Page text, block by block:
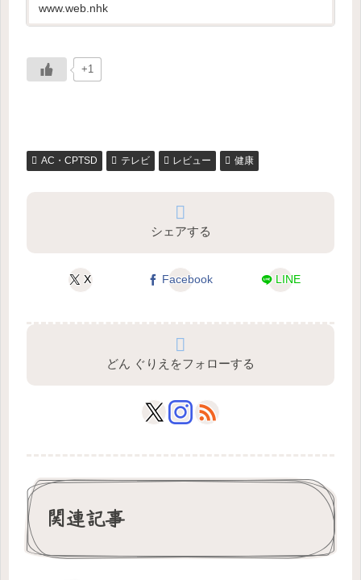
www.web.nhk
+1
AC・CPTSD テレビ レビュー 健康
シェアする
X Facebook LINE
どん ぐりえをフォローする
関連記事